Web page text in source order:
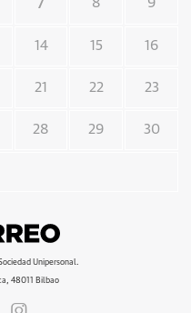
8 9
14 15 16
21 22 23
28 29 30
Unipersonal.
48011 Bilbao